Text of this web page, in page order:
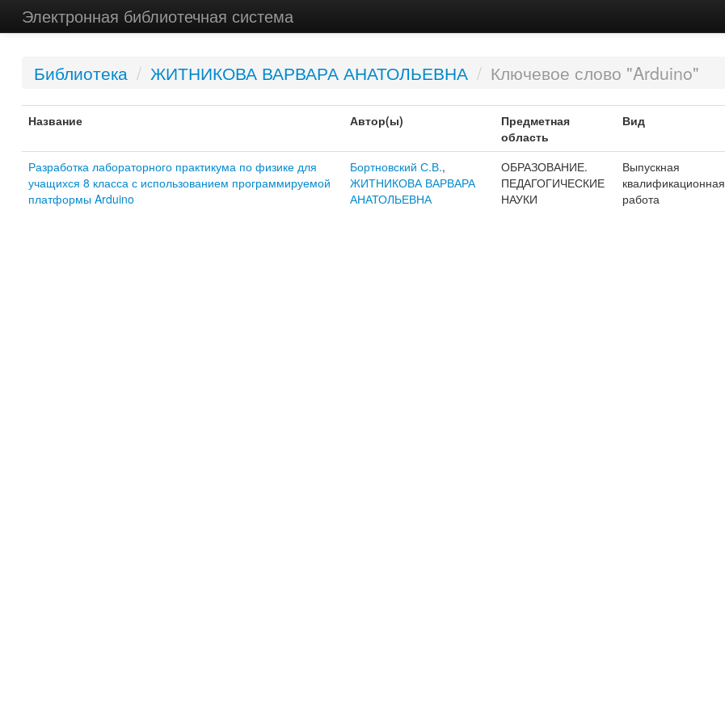
Электронная библиотечная система
Библиотека / ЖИТНИКОВА ВАРВАРА АНАТОЛЬЕВНА / Ключевое слово "Arduino"
Название Автор(ы)
Предметная
область
Вид
Разработка лабораторного практикума по физике для
учащихся 8 класса с использованием программируемой
платформы Arduino
Бортновский С.В.,
ЖИТНИКОВА ВАРВАРА
АНАТОЛЬЕВНА
ОБРАЗОВАНИЕ.
ПЕДАГОГИЧЕСКИЕ
НАУКИ
Выпускная
квалификационная
работа